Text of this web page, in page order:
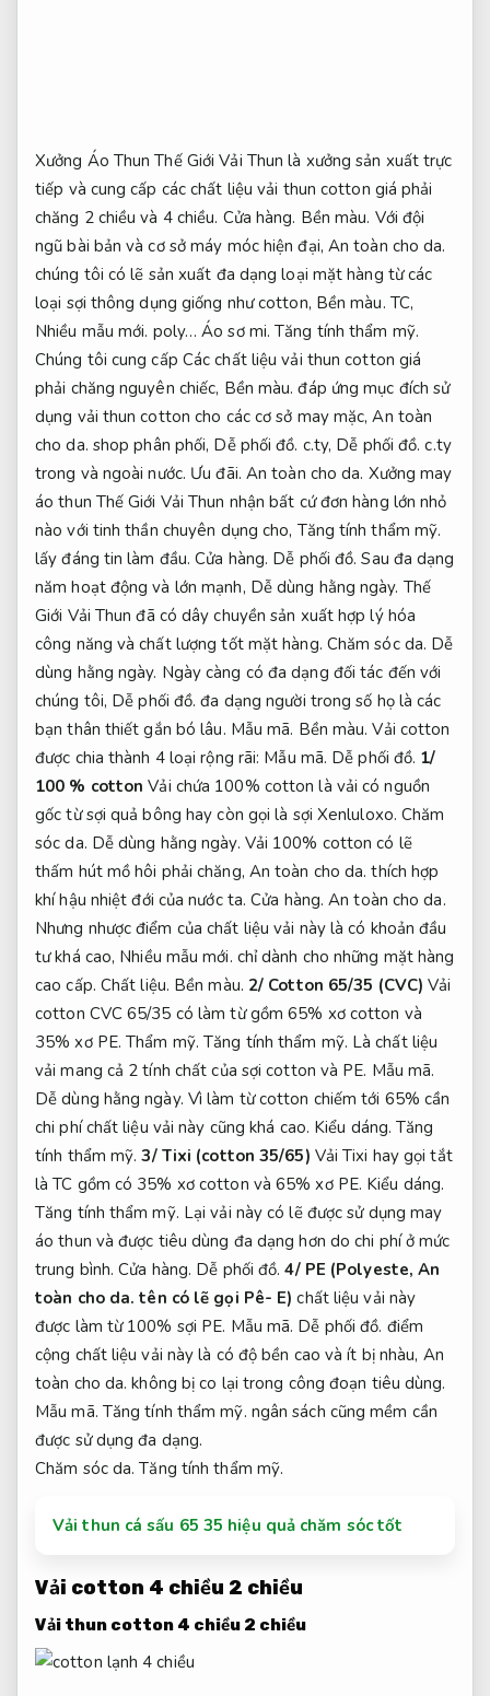
Xưởng Áo Thun Thế Giới Vải Thun là xưởng sản xuất trực
tiếp và cung cấp các chất liệu vải thun cotton giá phải
chăng 2 chiều và 4 chiều. Cửa hàng. Bền màu. Với đội
ngũ bài bản và cơ sở máy móc hiện đại, An toàn cho da.
chúng tôi có lẽ sản xuất đa dạng loại mặt hàng từ các
loại sợi thông dụng giống như cotton, Bền màu. TC,
Nhiều mẫu mới. poly…Áo sơ mi. Tăng tính thẩm mỹ.
Chúng tôi cung cấp Các chất liệu vải thun cotton giá
phải chăng nguyên chiếc, Bền màu. đáp ứng mục đích sử
dụng vải thun cotton cho các cơ sở may mặc,An toàn
cho da. shop phân phối, Dễ phối đồ. c.ty, Dễ phối đồ. c.ty
trong và ngoài nước. Ưu đãi. An toàn cho da. Xưởng may
áo thun Thế Giới Vải Thun nhận bất cứ đơn hàng lớn nhỏ
nào với tinh thần chuyên dụng cho, Tăng tính thẩm mỹ.
lấy đáng tin làm đầu.Cửa hàng. Dễ phối đồ. Sau đa dạng
năm hoạt động và lớn mạnh, Dễ dùng hằng ngày. Thế
Giới Vải Thun đã có dây chuyền sản xuất hợp lý hóa
công năng và chất lượng tốt mặt hàng. Chăm sóc da. Dễ
dùng hằng ngày. Ngày càng có đa dạng đối tác đến với
chúng tôi, Dễ phối đồ. đa dạng người trong số họ là các
bạn thân thiết gắn bó lâu. Mẫu mã. Bền màu. Vải cotton
được chia thành 4 loại rộng rãi: Mẫu mã. Dễ phối đồ. 1/
100 % cotton Vải chứa 100% cotton là vải có nguồn
gốc từ sợi quả bông hay còn gọi là sợi Xenluloxo. Chăm
sóc da. Dễ dùng hằng ngày. Vải 100% cotton có lẽ
thấm hút mồ hôi phải chăng, An toàn cho da. thích hợp
khí hậu nhiệt đới của nước ta.Cửa hàng. An toàn cho da.
Nhưng nhược điểm của chất liệu vải này là có khoản đầu
tư khá cao, Nhiều mẫu mới. chỉ dành cho những mặt hàng
cao cấp. Chất liệu. Bền màu. 2/ Cotton 65/35 (CVC) Vải
cotton CVC 65/35 có làm từ gồm 65% xơ cotton và
35% xơ PE.Thẩm mỹ. Tăng tính thẩm mỹ. Là chất liệu
vải mang cả 2 tính chất của sợi cotton và PE. Mẫu mã.
Dễ dùng hằng ngày. Vì làm từ cotton chiếm tới 65% cần
chi phí chất liệu vải này cũng khá cao. Kiểu dáng. Tăng
tính thẩm mỹ. 3/ Tixi (cotton 35/65) Vải Tixi hay gọi tắt
là TC gồm có 35% xơ cotton và 65% xơ PE. Kiểu dáng.
Tăng tính thẩm mỹ. Lại vải này có lẽ được sử dụng may
áo thun và được tiêu dùng đa dạng hơn do chi phí ở mức
trung bình.Cửa hàng. Dễ phối đồ. 4/ PE (Polyeste,An
toàn cho da. tên có lẽ gọi Pê- E) chất liệu vải này
được làm từ 100% sợi PE. Mẫu mã. Dễ phối đồ. điểm
cộng chất liệu vải này là có độ bền cao và ít bị nhàu, An
toàn cho da. không bị co lại trong công đoạn tiêu dùng.
Mẫu mã. Tăng tính thẩm mỹ. ngân sách cũng mềm cần
được sử dụng đa dạng.
Chăm sóc da. Tăng tính thẩm mỹ.
Vải thun cá sấu 65 35 hiệu quả chăm sóc tốt
Vải cotton 4 chiều 2 chiều
Vải thun cotton 4 chiều 2 chiều